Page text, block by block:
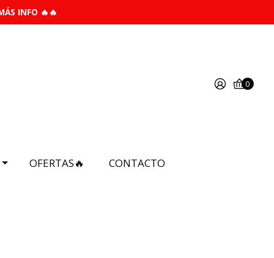
INFO 🔥🔥
0
OFERTAS🔥 CONTACTO